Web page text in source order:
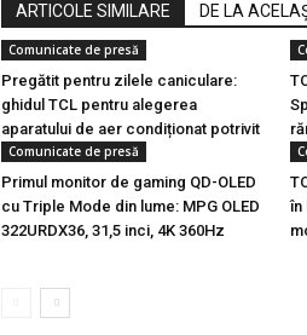
ARTICOLE SIMILARE DE LA
Comunicate de presă
Pregătit pentru zilele caniculare:
ghidul TCL pentru alegerea
aparatului de aer condiționat potrivit
Comunicate de presă
Primul monitor de gaming QD-OLED
cu Triple Mode din lume: MPG OLED
322URDX36, 31,5 inci, 4K 360Hz
în